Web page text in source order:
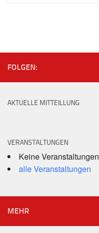
FOLGEN:
AKTUELLE MITTEILLUNG
VERANSTALTUNGEN
Keine Veranstaltungen
alle Veranstaltungen
MEHR